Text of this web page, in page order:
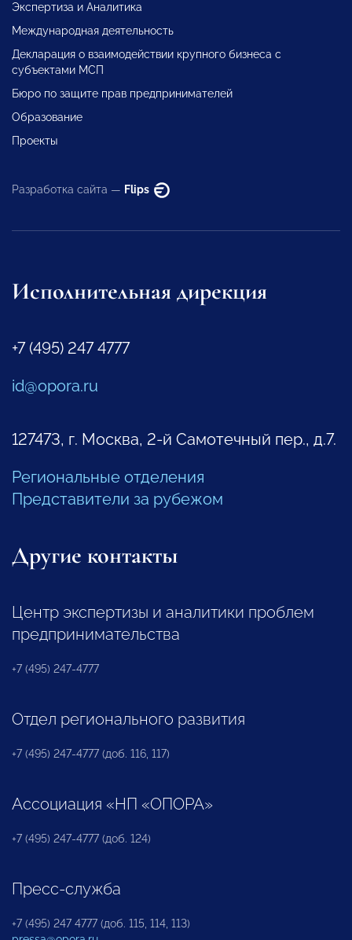
Экспертиза и Аналитика
Международная деятельность
Декларация о взаимодействии крупного бизнеса с
субъектами МСП
Бюро по защите прав предпринимателей
Образование
Проекты
Разработка сайта — Flips
Исполнительная дирекция
+7 (495) 247 4777
id@opora.ru
127473, г. Москва, 2-й Самотечный пер., д.7.
Региональные отделения
Представители за рубежом
Другие контакты
Центр экспертизы и аналитики проблем
предпринимательства
+7 (495) 247-4777
Отдел регионального развития
+7 (495) 247-4777 (доб. 116, 117)
Ассоциация «НП «ОПОРА»
+7 (495) 247-4777 (доб. 124)
Пресс-служба
+7 (495) 247 4777 (доб. 115, 114, 113)